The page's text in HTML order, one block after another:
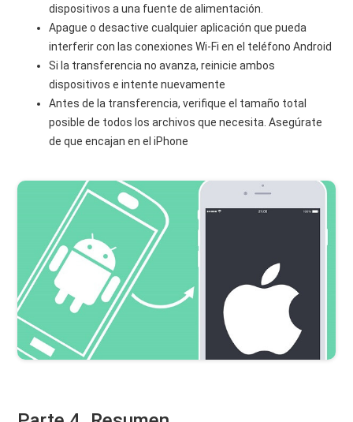
dispositivos a una fuente de alimentación.
Apague o desactive cualquier aplicación que pueda
interferir con las conexiones Wi-Fi en el teléfono Android
Si la transferencia no avanza, reinicie ambos
dispositivos e intente nuevamente
Antes de la transferencia, verifique el tamaño total
posible de todos los archivos que necesita. Asegúrate
de que encajan en el iPhone